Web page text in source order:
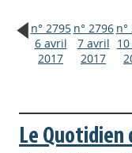
n° 2795
6 avril
2017
n° 2796
7 avril
2017
n°
Le